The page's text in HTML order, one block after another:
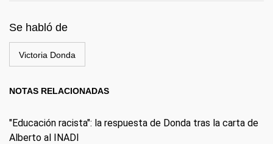
Se habló de
Victoria Donda
NOTAS RELACIONADAS
"Educación racista": la respuesta de Donda tras la carta de
Alberto al INADI